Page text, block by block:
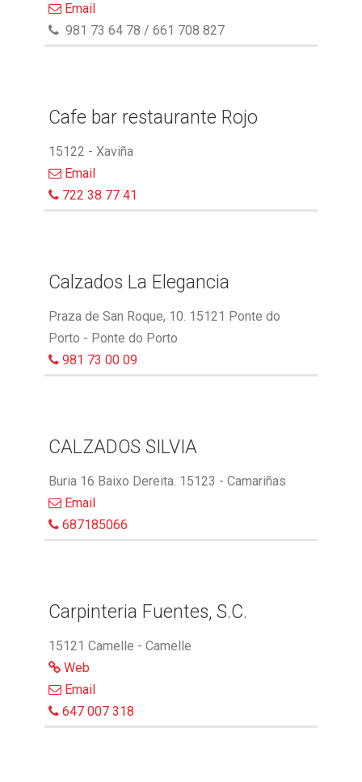
Email
981 73 64 78 / 661 708 827
Cafe bar restaurante Rojo
15122 - Xaviña
Email
722 38 77 41
Calzados La Elegancia
Praza de San Roque, 10. 15121 Ponte do
Porto - Ponte do Porto
981 73 00 09
CALZADOS SILVIA
Buria 16 Baixo Dereita. 15123 - Camariñas
Email
687185066
Carpinteria Fuentes, S.C.
15121 Camelle - Camelle
Web
Email
647 007 318